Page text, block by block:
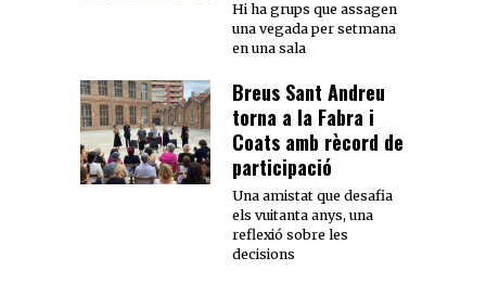
Hi ha grups que assagen
una vegada per setmana
en una sala
Breus Sant Andreu
torna a la Fabra i
Coats amb rècord de
participació
Una amistat que desafia
els vuitanta anys, una
reflexió sobre les
decisions